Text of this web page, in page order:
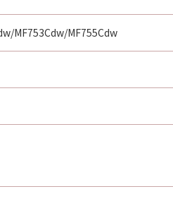
MF753Cdw/MF755Cdw